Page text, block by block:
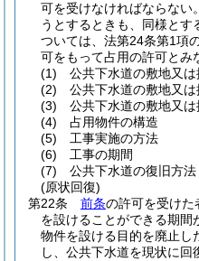
可を受けなければならない。
うとするときも、同様とす
ついては、法第24条第1項
可をもって占用の許可とみ
(1)
公共下水道の敷地又
(2)
公共下水道の敷地又
(3)
公共下水道の敷地又
(4)
占用物件の構造
(5)
工事実施の方法
(6)
工事の期間
(7)
公共下水道の復旧方法
(原状回復)
第22条
前条の許可を受けた
を設けることができる期間
物件を設ける目的を廃止し
し、公共下水道を現状に回